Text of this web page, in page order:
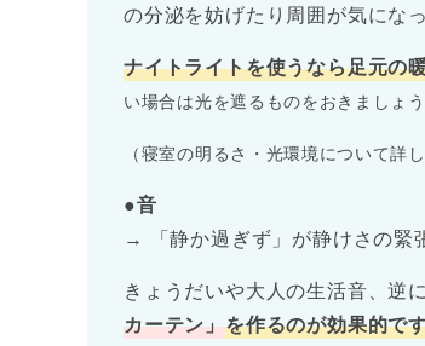
の分泌を妨げたり周囲が気にな
ナイトライトを使うなら足元の
い場合は光を遮るものをおきましょう
（寝室の明るさ・光環境について詳
●音
→ 「静か過ぎず」が静けさの緊
きょうだいや大人の生活音、逆
カーテン」 を作るのが効果的で